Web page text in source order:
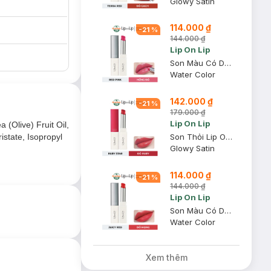
(Olive) Fruit Oil,
Isopropyl
-21 % 114.000 ₫
144.000 ₫
Lip On Lip
Son Màu Có Dưỡng Lip On Lip Màu Hồng Đỏ Red Pink 2.2g
Water Color
-21 % 142.000 ₫
179.000 ₫
Lip On Lip
Son Thỏi Lip On Lip Dưỡng Môi Ruby Star - Đỏ Ruby 2.2g
Glowy Satin
-21 % 114.000 ₫
144.000 ₫
Lip On Lip
Son Màu Có Dưỡng Lip On Lip Màu Đỏ Mọng Juicy Red 2.2g
Water Color
Xem thêm